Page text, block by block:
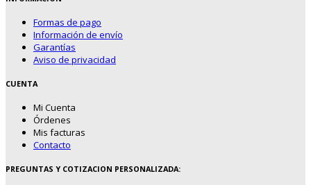
Formas de pago
Información de envío
Garantías
Aviso de privacidad
CUENTA
Mi Cuenta
Órdenes
Mis facturas
Contacto
PREGUNTAS Y COTIZACION PERSONALIZADA: